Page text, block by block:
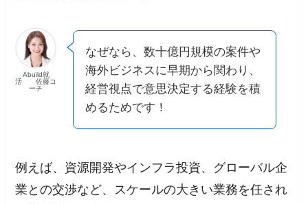
Abuild就
活 佐藤コ
ーチ
なぜなら、数十億円規模の案件や
海外ビジネスに早期から関わり、
経営視点で意思決定する経験を積
めるためです！
例えば、資源開発やインフラ投資、グローバル企
業との交渉など、スケールの大きい業務を任され